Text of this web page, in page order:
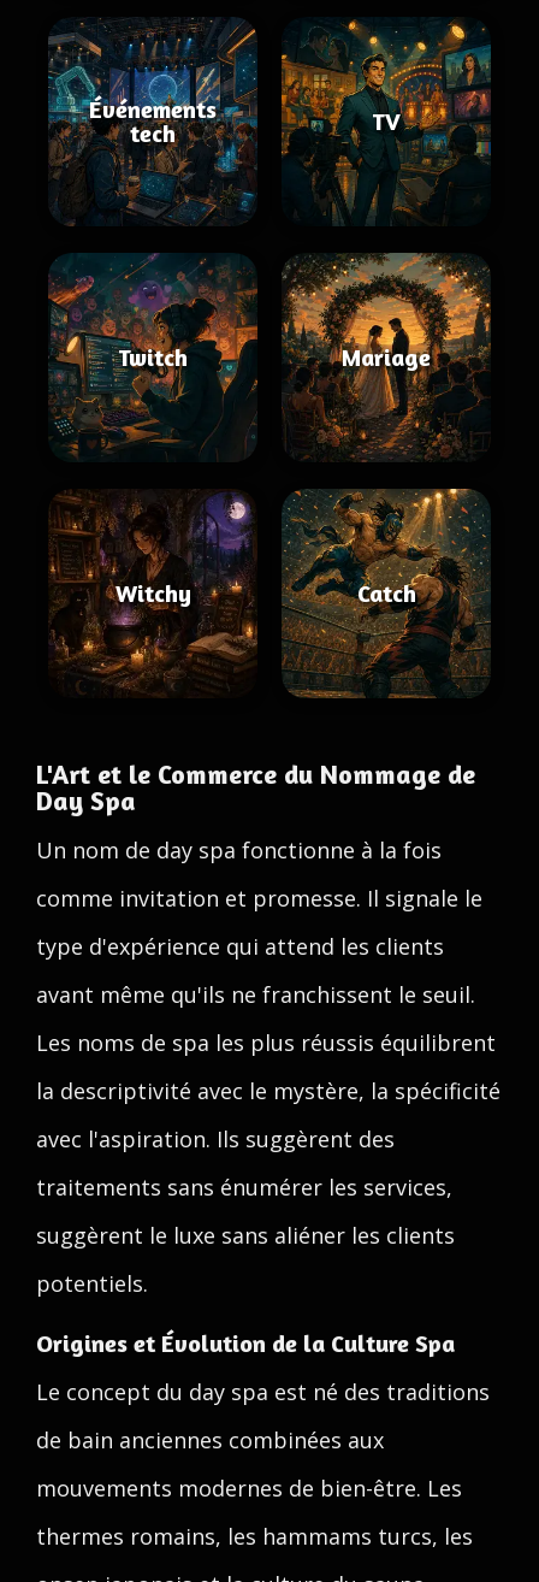
Événements
tech
TV
Twitch Mariage
Witchy Catch
L'Art et le Commerce du Nommage de
Day Spa
Un nom de day spa fonctionne à la fois
comme invitation et promesse. Il signale le
type d'expérience qui attend les clients
avant même qu'ils ne franchissent le seuil.
Les noms de spa les plus réussis équilibrent
la descriptivité avec le mystère, la spécificité
avec l'aspiration. Ils suggèrent des
traitements sans énumérer les services,
suggèrent le luxe sans aliéner les clients
potentiels.
Origines et Évolution de la Culture Spa
Le concept du day spa est né des traditions
de bain anciennes combinées aux
mouvements modernes de bien-être. Les
thermes romains, les hammams turcs, les